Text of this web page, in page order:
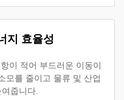
지 효율성
이 적어 부드러운 이동이
모를 줄이고 물류 및 산업
줍니다.